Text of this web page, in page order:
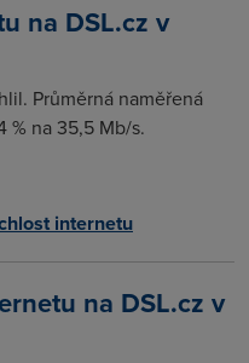
na DSL.cz v
Průměrná naměřená
% na 35,5 Mb/s.
internetu
na DSL.cz v